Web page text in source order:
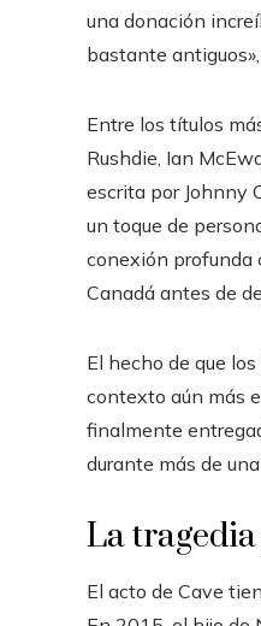
una donación
bastante
Entre los títulos
Rushdie, Ian
escrita por Johnny
un toque de
conexión profunda
Canadá antes de
El hecho de que
contexto aún más
finalmente
durante más de una
La
El acto de Cave